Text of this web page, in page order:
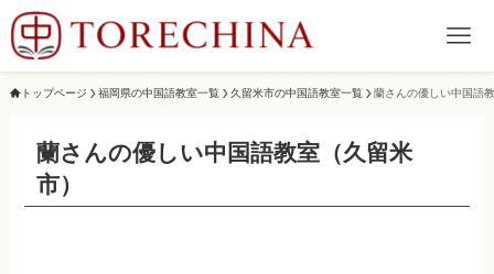
トップページ 福岡県の中国語教室一覧 久留米市の中国語教室一覧 蘭さんの優しい中国語
蘭さんの優しい中国語教室（久留米
市）